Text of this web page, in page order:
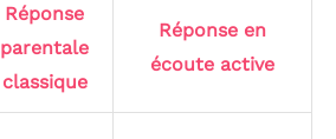
Réponse
parentale
classique
Réponse en
écoute active